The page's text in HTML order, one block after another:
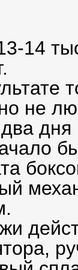
14
не
дня